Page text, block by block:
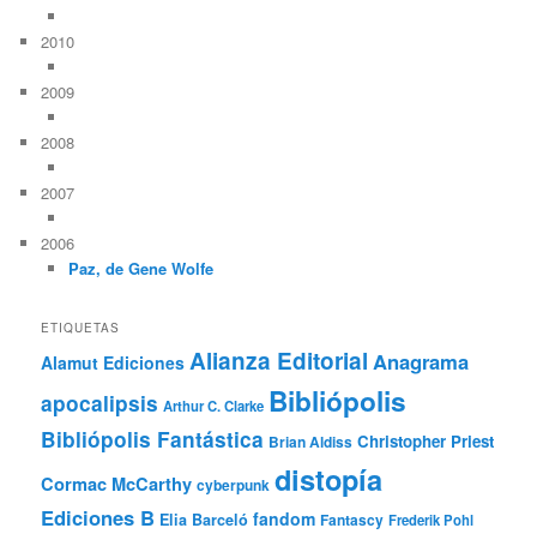
2010
2009
2008
2007
2006
Paz, de Gene Wolfe
ETIQUETAS
Alamut Ediciones Alianza Editorial Anagrama
apocalipsis Arthur C. Clarke Bibliópolis
Bibliópolis Fantástica Brian Aldiss Christopher Priest
Cormac McCarthy cyberpunk distopía
Ediciones B Elia Barceló fandom Fantascy Frederik Pohl